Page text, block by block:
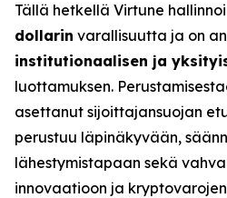
Tällä hetkellä Virtune hallinnoi
dollarin varallisuutta ja on
institutionaalisen ja
luottamuksen.
asettanut sijoittajansuojan
perustuu läpinäkyvään,
lähestymistapaan sekä
innovaatioon ja